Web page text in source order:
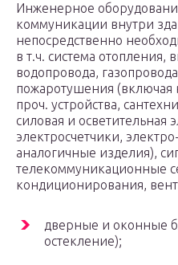
Инженерное
коммуникации внутри
непосредственно
в т.ч. система отопления,
водопровода,
пожаротушения (включая
проч. устройства,
силовая и осветительная
электросчетчики,
аналогичные изделия),
телекоммуникационные
кондиционирования,
дверные и оконные
остекление);